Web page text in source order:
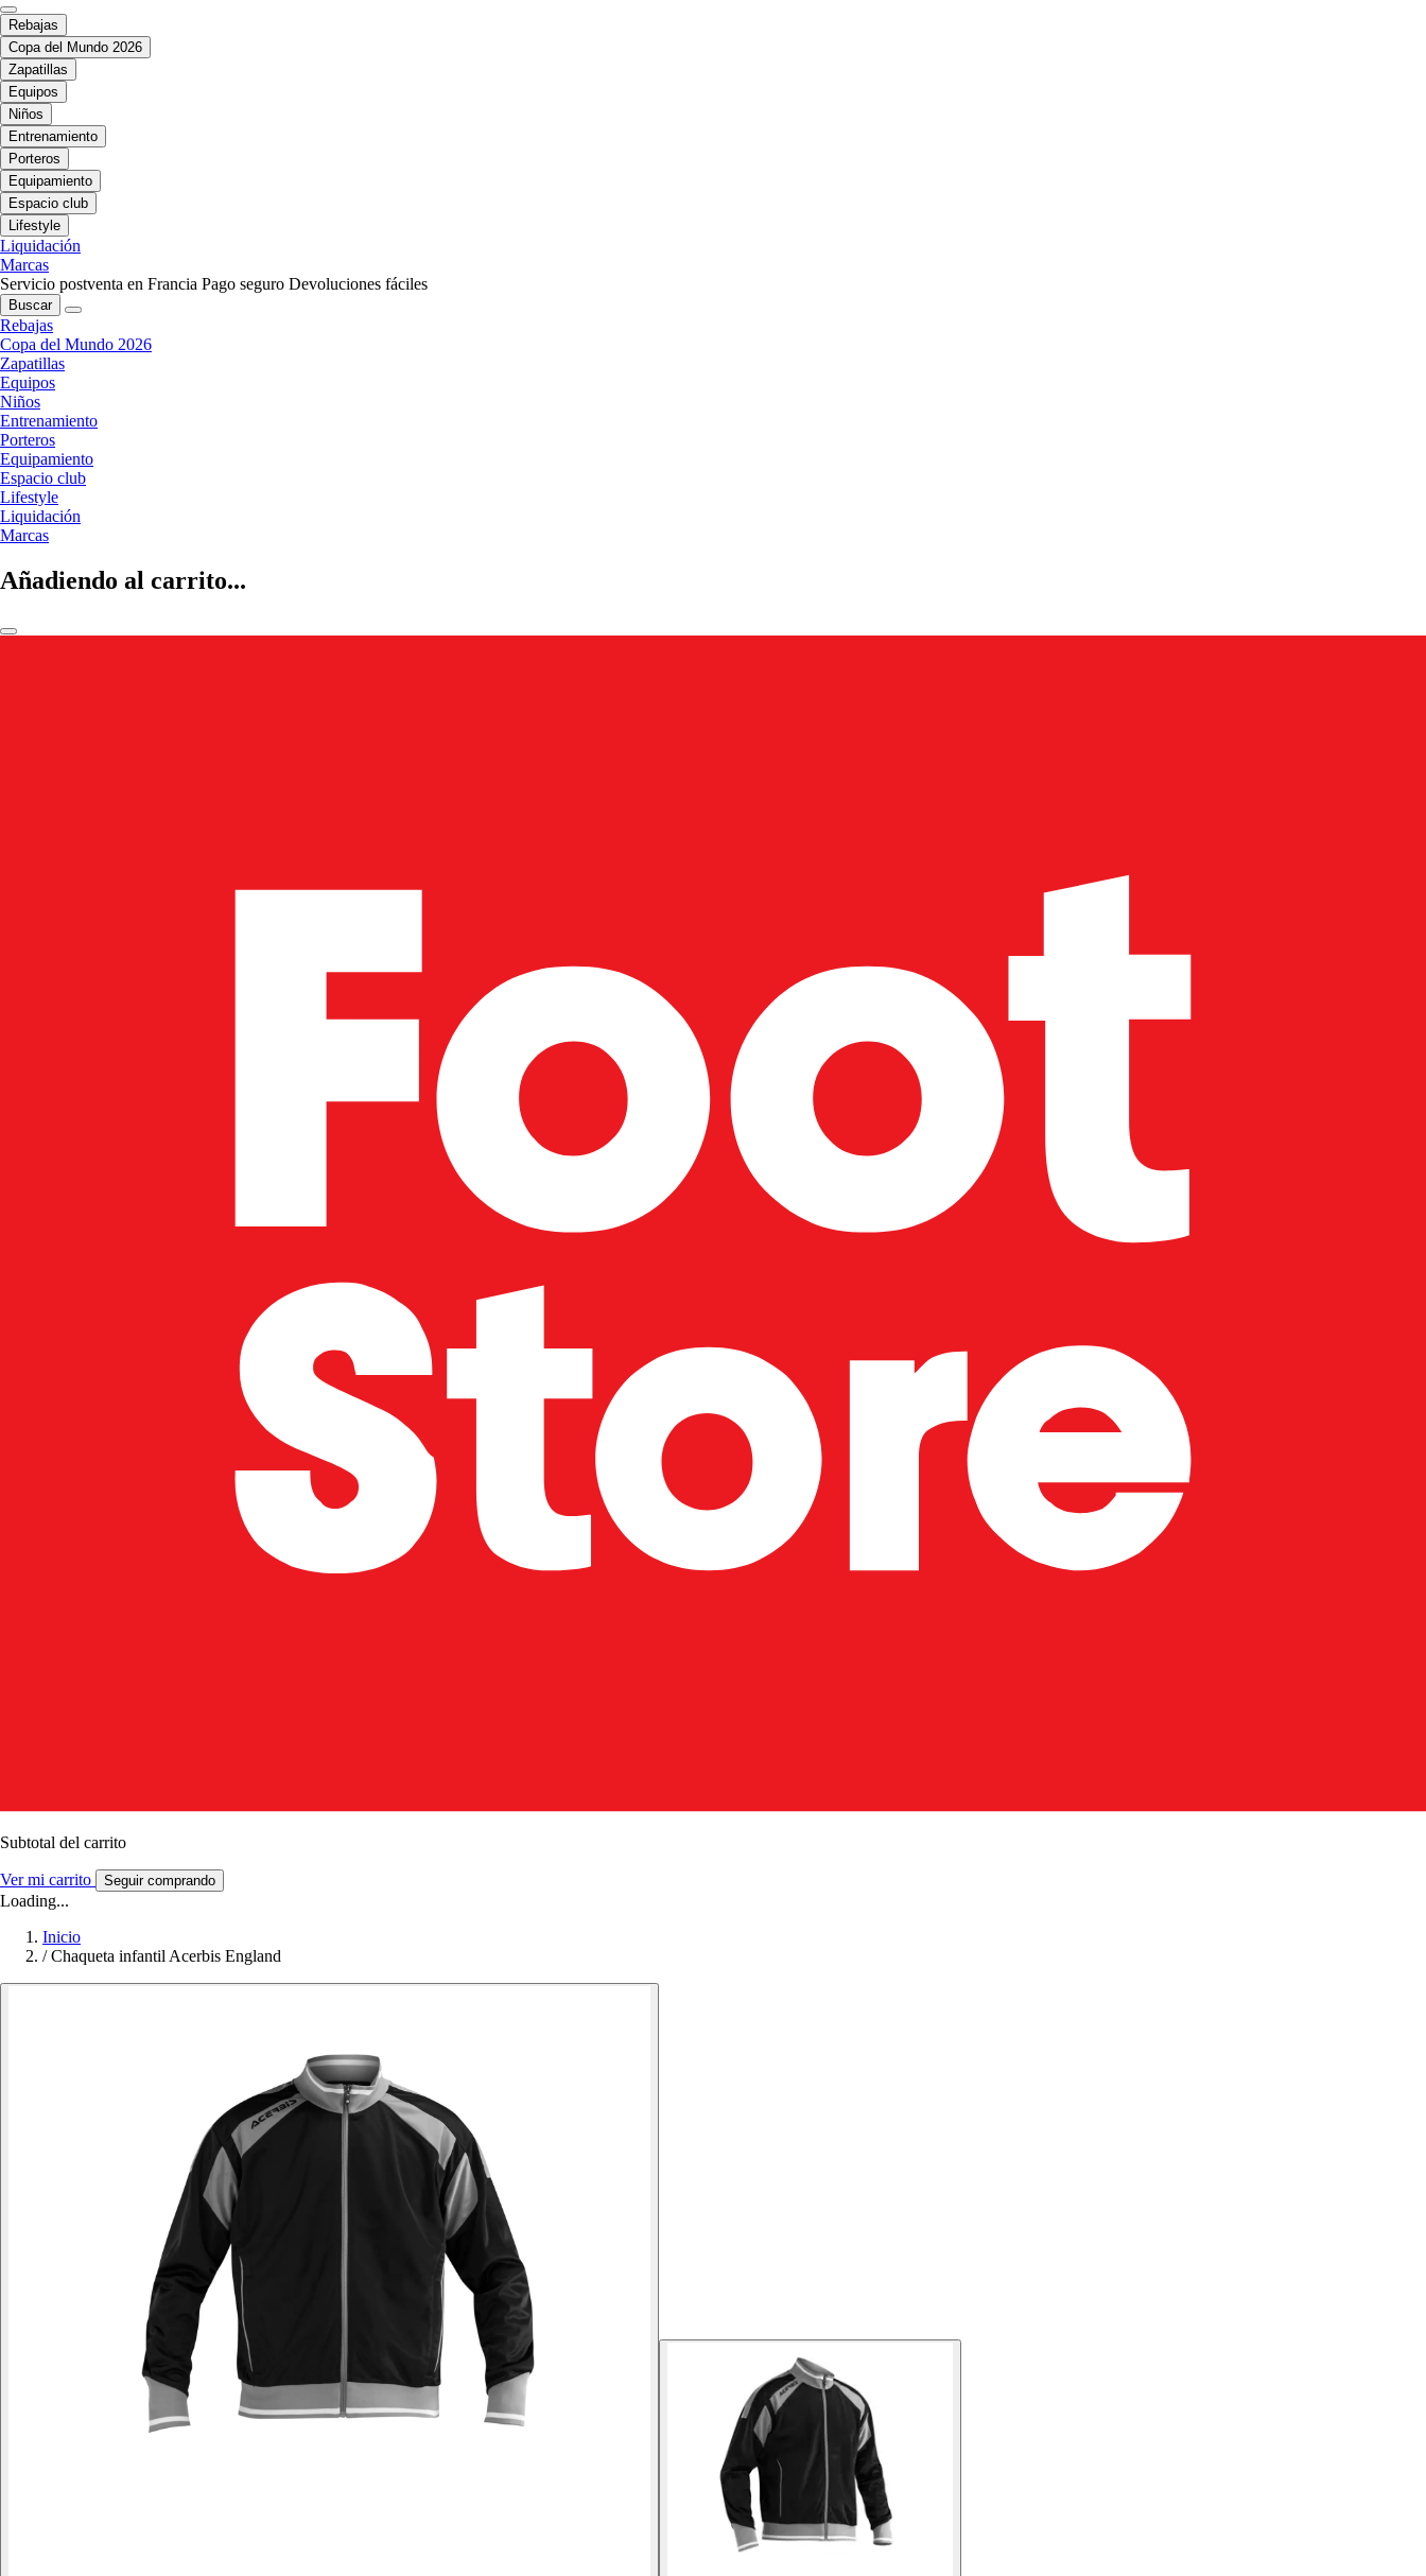
Rebajas
Copa del Mundo 2026
Zapatillas
Equipos
Niños
Entrenamiento
Porteros
Equipamiento
Espacio club
Lifestyle
Liquidación
Marcas
Servicio postventa en Francia Pago seguro Devoluciones fáciles
Buscar
Rebajas
Copa del Mundo 2026
Zapatillas
Equipos
Niños
Entrenamiento
Porteros
Equipamiento
Espacio club
Lifestyle
Liquidación
Marcas
Añadiendo al carrito...
Subtotal del carrito
Ver mi carrito Seguir comprando
Loading...
Inicio
/ Chaqueta infantil Acerbis England